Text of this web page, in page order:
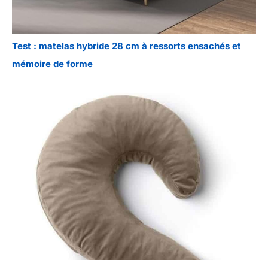
Test : matelas hybride 28 cm à ressorts ensachés et
mémoire de forme